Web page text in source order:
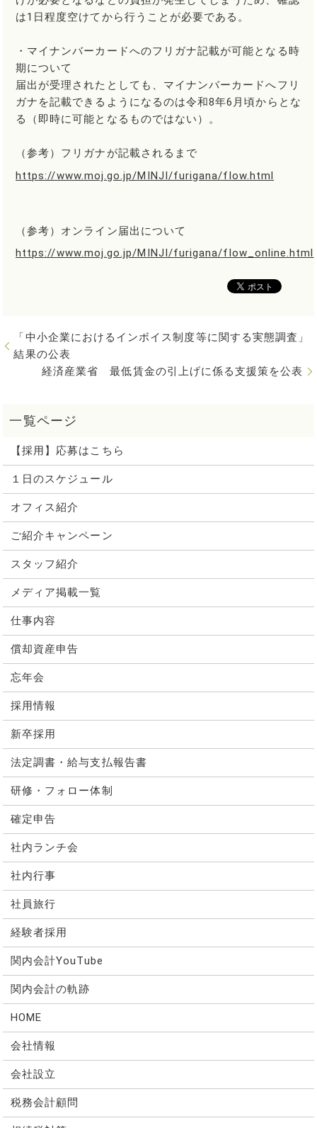
は1日程度空けてから行うことが必要である。
・マイナンバーカードへのフリガナ記載が可能となる時
期について
届出が受理されたとしても、マイナンバーカードへフリ
ガナを記載できるようになるのは令和8年6月頃からとな
る（即時に可能となるものではない）。
（参考）フリガナが記載されるまで
https://www.moj.go.jp/MINJI/furigana/flow.html
（参考）オンライン届出について
https://www.moj.go.jp/MINJI/furigana/flow_online.html
「中小企業におけるインボイス制度等に関する実態調査」
結果の公表
経済産業省 最低賃金の引上げに係る支援策を公表
【採用】応募はこちら
１日のスケジュール
オフィス紹介
ご紹介キャンペーン
スタッフ紹介
メディア掲載一覧
仕事内容
償却資産申告
忘年会
採用情報
新卒採用
法定調書・給与支払報告書
研修・フォロー体制
確定申告
社内ランチ会
社内行事
社員旅行
経験者採用
関内会計YouTube
関内会計の軌跡
HOME
会社情報
会社設立
税務会計顧問